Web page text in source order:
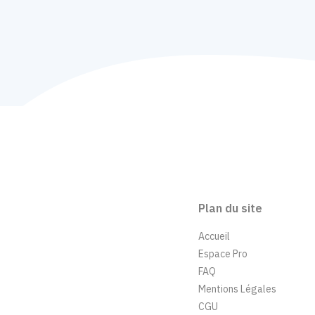
Plan du site
Accueil
Espace Pro
FAQ
Mentions Légales
CGU